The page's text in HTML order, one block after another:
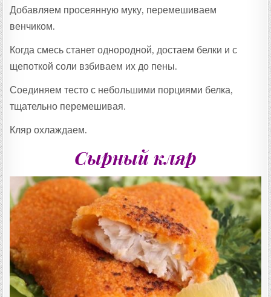
Добавляем просеянную муку, перемешиваем
венчиком.
Когда смесь станет однородной, достаем белки и с
щепоткой соли взбиваем их до пены.
Соединяем тесто с небольшими порциями белка,
тщательно перемешивая.
Кляр охлаждаем.
Сырный кляр